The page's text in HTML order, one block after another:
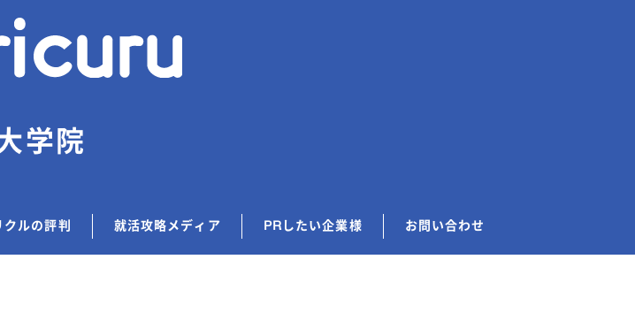
学院
クルの評判 就活攻略メディア PRしたい企業様 お問い合わせ